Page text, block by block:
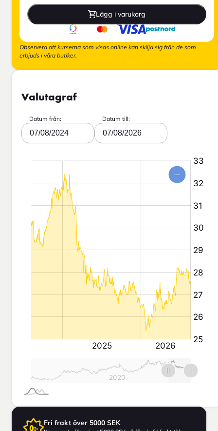
Lägg i varukorg
Observera att kurserna som visas online kan skilja sig från de som
erbjuds i våra butiker.
Valutagraf
Datum från:
07/08/2024
Datum till:
07/08/2026
Fri frakt över 5000 SEK